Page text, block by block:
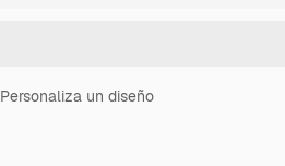
Personaliza un diseño